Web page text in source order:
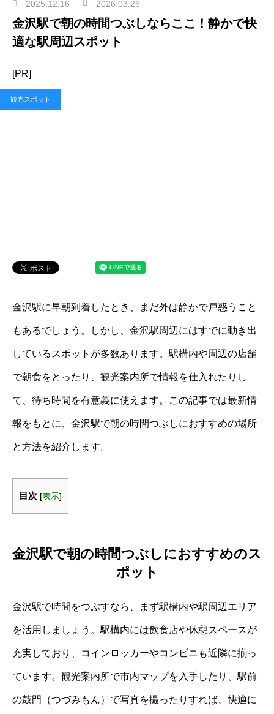
2025.12.16 2026.03.26
金沢駅で朝の時間つぶしならここ！静かで快
適な駅周辺スポット
[PR]
観光スポット
金沢駅に早朝到着したとき、まだ外は静かで戸惑うこと
もあるでしょう。しかし、金沢駅周辺にはすでに動き出
しているスポットが多数あります。駅構内や周辺の店舗
で朝食をとったり、観光案内所で情報を仕入れたりし
て、待ち時間を有意義に使えます。この記事では最新情
報をもとに、金沢駅で朝の時間つぶしにおすすめの場所
と方法を紹介します。
目次 [表示]
金沢駅で朝の時間つぶしにおすすめのス
ポット
金沢駅で時間をつぶすなら、まず駅構内や駅周辺エリア
を活用しましょう。駅構内には飲食店や休憩スペースが
充実しており、コインロッカーやコンビニも近隣に揃っ
ています。観光案内所で市内マップを入手したり、駅前
の鼓門（つづみもん）で写真を撮ったりすれば、快適に